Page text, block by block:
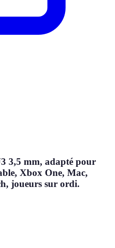
3,5 mm, adapté pour
Xbox One, Mac,
joueurs sur ordi.